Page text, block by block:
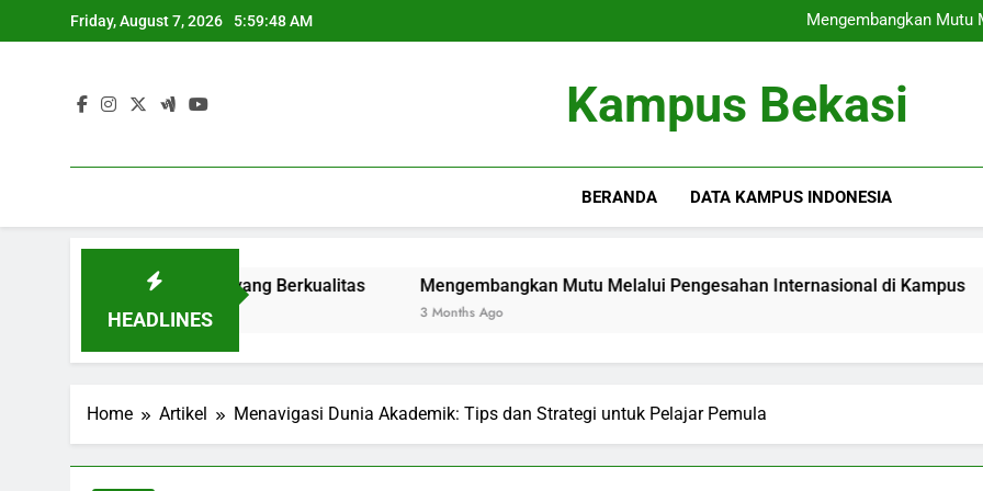
to
Friday, August 7, 2026 5:59:49 AM
Mengembangkan Mutu
Blended Learning:
Mengembangkan Mutu
Blended Learning:
Kampus Bekasi
BERANDA DATA KAMPUS INDONESIA
HEADLINES
Pengajaran yang Berkualitas Mengembangkan Mutu Melalui Pengesahan Internasional di Kampus
Home Artikel Menavigasi Dunia Akademik: Tips dan Strategi untuk Pelajar Pemula